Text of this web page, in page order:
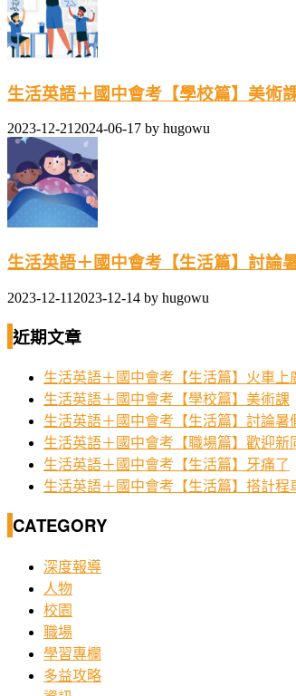
生活英語＋國中會考【學校篇】美術
2023-12-212024-06-17 by hugowu
生活英語＋國中會考【生活篇】討論
2023-12-11 2023-12-14 by hugowu
近期文章
生活英語＋國中會考【生活篇】火車上
生活英語＋國中會考【學校篇】美術課
生活英語＋國中會考【生活篇】討論暑
生活英語＋國中會考【職場篇】歡迎新
生活英語＋國中會考【生活篇】牙痛了
生活英語＋國中會考【生活篇】搭計程
CATEGORY
深度報導
人物
校園
職場
學習專欄
多益攻略